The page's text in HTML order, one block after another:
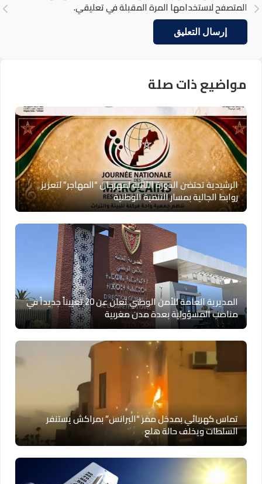
المتصفح لاستخدامها المرة المقبلة في تعليقي.
مواضيع ذات صلة
الرشيدية تحتضن الدورة الثانية لمهرجان “المهاجر” لتعزيز
روابط الجالية بمسار التنمية الوطنية
المديرية العامة للأمن الوطني تعلن عن 20 تعييناً جديداً في
مناصب المسؤولية بعدة مدن مغربية
تماس كهربائي بمدخل ممر “البرانس” بمراكش يستنفر
السلطات ويخلف حالة هلع